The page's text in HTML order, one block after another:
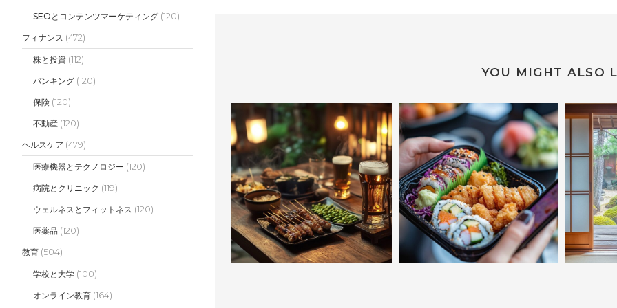
SEOとコンテンツマーケティング (120)
フィナンス (472)
株と投資 (112)
バンキング (120)
保険 (120)
不動産 (120)
ヘルスケア (479)
医療機器とテクノロジー (120)
病院とクリニック (119)
ウェルネスとフィットネス (120)
医薬品 (120)
教育 (504)
学校と大学 (100)
オンライン教育 (164)
YOU MIGHT ALSO